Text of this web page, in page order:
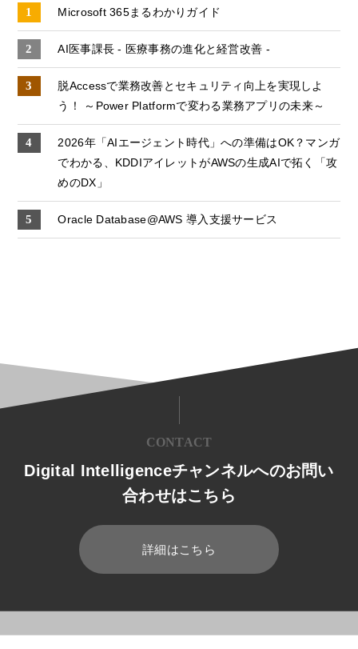
Microsoft 365まるわかりガイド
AI医事課長 - 医療事務の進化と経営改善 -
脱Accessで業務改善とセキュリティ向上を実現しよ
う！ ～Power Platformで変わる業務アプリの未来～
2026年「AIエージェント時代」への準備はOK？マンガ
でわかる、KDDIアイレットがAWSの生成AIで拓く「攻
めのDX」
Oracle Database@AWS 導入支援サービス
CONTACT
Digital Intelligenceチャンネルへのお問い
合わせはこちら
詳細はこちら